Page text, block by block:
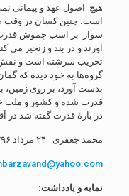
هیچ اصول عهد و پیمانی
است. چنین کسان در وقت
سوار بر اسب چموش قدرت
آورند و در بند و زنجیر
تخریب سرشته است و نقش
گروه‌ها به خود دیده که
بدست آورد، بر روی
قدرت شده و کشور و ملت
در بارۀ قدرت گفته شد در
محمد جعفری ۲۴ مرداد ۱۳۹۶
نمایه و یادداشت: